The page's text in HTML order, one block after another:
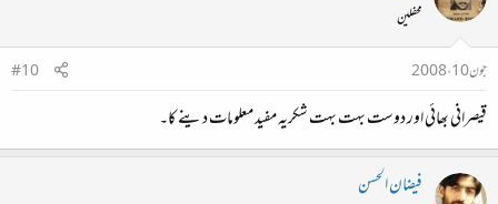
محفلین
جون 10، 2008
#10
قیصرانی بھائی اور دوست بہت بہت شکریہ مفید معلومات دینے کا۔
فیضان الحسن